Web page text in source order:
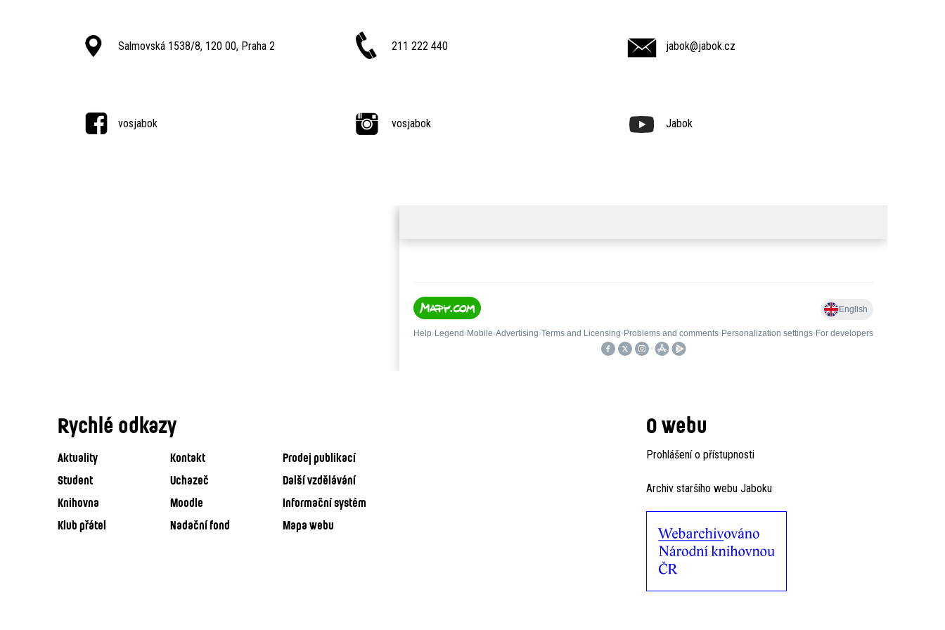
Salmovská 1538/8, 120 00, Praha 2 211 222 440 jabok@jabok.cz
vosjabok vosjabok Jabok
Rychlé odkazy
Aktuality Kontakt
Prodej publikací
Student
Uchazeč
Další vzdělávání
Knihovna
Moodle
Informační systém
Klub přátel
Nadační fond Mapa webu
O webu
Prohlášení o přístupnosti
Archiv staršího webu Jaboku